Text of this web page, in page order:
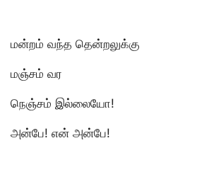
மன்றம் வந்த தென்றலுக்கு
மஞ்சம் வர
நெஞ்சம் இல்லையோ!
அன்பே! என் அன்பே!